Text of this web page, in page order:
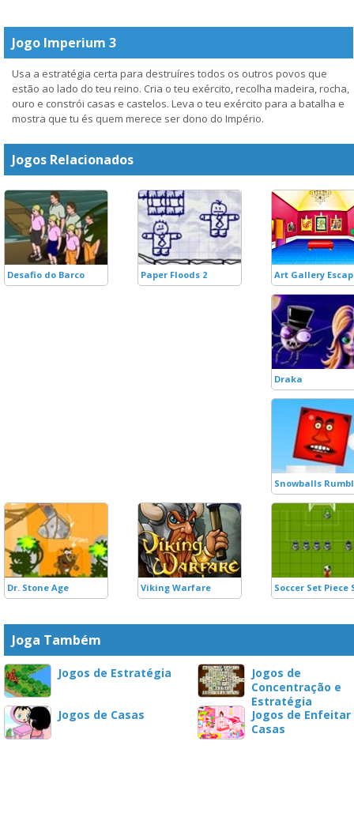
Jogo Imperium 3
Usa a estratégia certa para destruíres todos os outros povos que
estão ao lado do teu reino. Cria o teu exército, recolha madeira, rocha,
ouro e constrói casas e castelos. Leva o teu exército para a batalha e
mostra que tu és quem merece ser dono do Império.
Jogos Relacionados
Desafio do Barco Paper Floods 2 Art Gallery
Draka
Snowballs
Dr. Stone Age Viking Warfare Soccer Set Piece
Joga Também
Jogos de Estratégia
Jogos de
Concentração e
Estratégia
Jogos de Casas
Jogos de Enfeitar
Casas